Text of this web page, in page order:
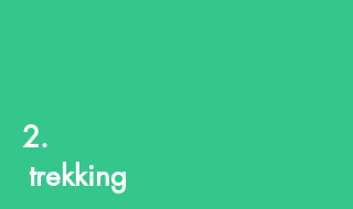
2.
trekking